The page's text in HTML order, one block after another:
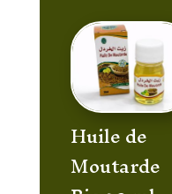
Huile de
Moutarde